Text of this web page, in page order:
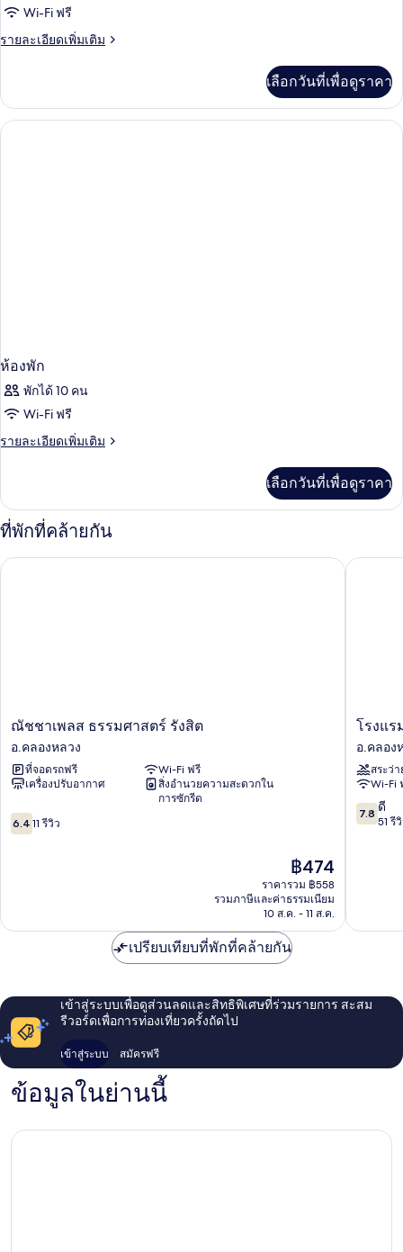
Wi-Fi ฟรี
รายละเอียดเพิ่มเติม
ราย
เกี่ยว
กับ
ห้อง
เลือกวันที่เพื่อดูราคา
ห้องพัก
พักได้ 10 คน
Wi-Fi ฟรี
รายละเอียดเพิ่มเติม
ราย
เกี่ยว
กับ
ห้อง
พัก
เลือกวันที่เพื่อดูราคา
ที่พักที่คล้ายกัน
ณัช
เพลส
ธรรมศาสตร์
รังสิต
ณัชชาเพลส ธรรมศาสตร์ รังสิต
อ.คลองหลวง
ที่จอดรถฟรี
Wi-Fi ฟรี
เครื่องปรับอากาศ
สิ่งอำนวยความสะดวกใน
การซักรีด
6.4
จาก
6.4 11 รีวิว
ราคา
ปัจจุบัน
คือ
฿474
฿474
ราคารวม ฿558
รวมภาษีและค่าธรรมเนียม
10 ส.ค. - 11 ส.ค.
ณัชชาเพลส ธรรมศาสตร์ รังสิต
โรงแรม
เฮิร์สท
กอล์ฟ
คลับ
อ.คลอง
โรงแร
อ.คลอง
สระว่
Wi-Fi
7.8
จาก
7.8 ดี
51 รี
โรงแรม
เปรียบเทียบที่พักที่คล้ายกัน
เข้าสู่ระบบเพื่อดูส่วนลดและสิทธิพิเศษที่ร่วมรายการ สะสม
รีวอร์ดเพื่อการท่องเที่ยวครั้งถัดไป
เข้าสู่ระบบ สมัครฟรี
ข้อมูลในย่านนี้